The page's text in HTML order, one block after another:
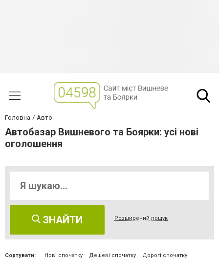
Головна Авто
Автобазар Вишневого та Боярки: усі нові
оголошення
ЗНАЙТИ Розширений пошук
Сортувати: Нові спочатку Дешеві спочатку
Дорогі спочатку